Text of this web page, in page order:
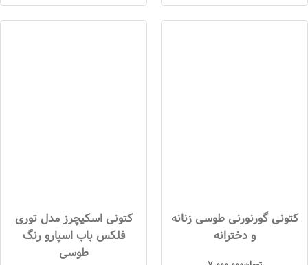
کتونی گورنورنی طوسی زنانه
و دخترانه
کتونی اسکیچرز مدل توری
فلکس باب اسپارو رنگ
طوسی